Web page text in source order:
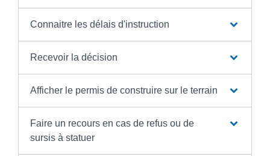
Connaitre les délais d'instruction
Recevoir la décision
Afficher le permis de construire sur le terrain
Faire un recours en cas de refus ou de
sursis à statuer